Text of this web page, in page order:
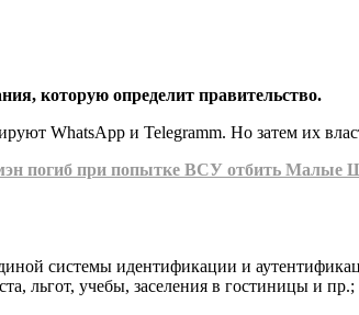
которую определит правительство.
WhatsApp и Telegramm. Но затем их
погиб при попытке ВСУ отбить Малые
системы идентификации и
льгот, учебы, заселения в гостиницы и пр.;